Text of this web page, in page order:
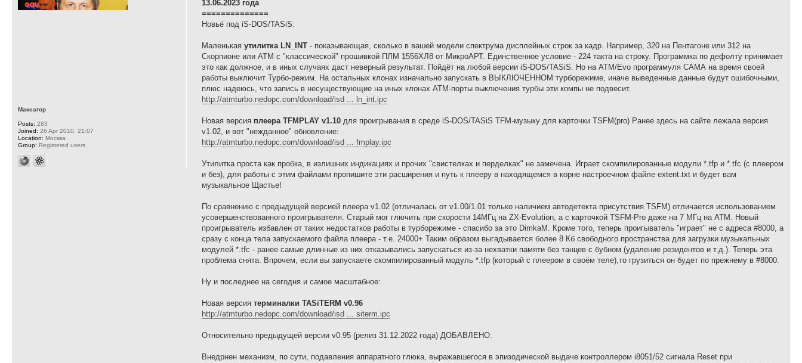
13.06.2023 года
==============
Новьё под iS-DOS/TASiS:
Маленькаяутилитка LN_INT - показывающая, сколько в вашей модели спектрума дисплейных строк за кадр. Например, 320 на Пентагоне или 312 на
Скорпионе или АТМ с "классической" прошивкой ПЛМ 1556ХЛ8 от МикроАРТ. Единственное условие - 224 такта на строку. Программка по дефолту принимает
это как должное, и в иных случаях даст неверный результат. Пойдёт на любой версии iS-DOS/TASiS. Но на АТМ/Evo программуля САМА на время своей
работы выключит Турбо-режим. На остальных клонах изначально запускать в ВЫКЛЮЧЕННОМ турборежиме, иначе выведенные данные будут ошибочными,
плюс надеюсь, что запись в несуществующие на иных клонах АТМ-порты выключения турбы эти компы не подвесит.
http://atmturbo.nedopc.com/download/isd ... ln_int.ipc
Новая версия плеера TFMPLAY v1.10 для проигрывания в среде iS-DOS/TASiS TFM-музыку для карточки TSFM(pro) Ранее здесь на сайте лежала версия
v1.02, и вот "нежданное" обновление:
http://atmturbo.nedopc.com/download/isd ... fmplay.ipc
Утилитка проста как пробка, в излишних индикациях и прочих "свистелках и перделках" не замечена. Играет скомпилированные модули *.tfp и *.tfc (с плеером
и без), для работы с этим файлами пропишите эти расширения и путь к плееру в находящемся в корне настроечном файле extent.txt и будет вам
музыкальное Щастье!
По сравнению с предыдущей версией плеера v1.02 (отличалась от v1.00/1.01 только наличием автодетекта присутствия TSFM) отличается использованием
усовершенствованного проигрывателя. Старый мог глючить при скорости 14МГц на ZX-Evolution, а с карточкой TSFM-Pro даже на 7 МГц на АТМ. Новый
проигрыватель избавлен от таких недостатков работы в турборежиме - спасибо за это DimkaM. Кроме того, теперь проигыватель "играет" не с адреса #8000, а
сразу с конца тела запускаемого файла плеера - т.е. 24000+ Таким образом выгадывается более 8 Кб свободного пространства для загрузки музыкальных
модулей *.tfc - ранее самые длинные из них отказывались запускаться из-за нехватки памяти без танцев с бубном (удаление резидентов и т.д.). Теперь эта
проблема снята. Впрочем, если вы запускаете скомпилированный модуль *.tfp (который с плеером в своём теле),то грузиться он будет по прежнему в #8000.
Ну и последнее на сегодня и самое масштабное:
Новая версиятерминалки TASiTERM v0.96
http://atmturbo.nedopc.com/download/isd ... siterm.ipc
Относительно предыдущей версии v0.95 (релиз 31.12.2022 года) ДОБАВЛЕНО:
Внедрнен механизм, по сути, подавления аппаратного глюка, выражавшегося в эпизодической выдаче контроллером i8051/52 сигнала Reset при
Максагор
Posts: 283
Joined: 26 Apr 2010, 21:07
Location: Москва
Group: Registered users